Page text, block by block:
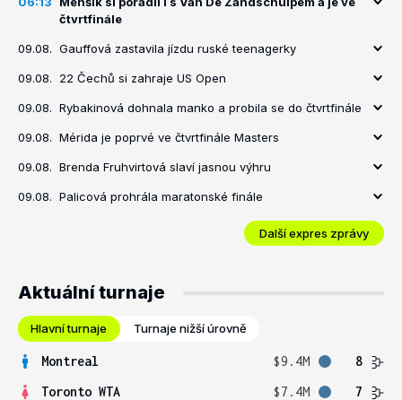
čtvrtfinále
09.08. Gauffová zastavila jízdu ruské teenagerky
09.08. 22 Čechů si zahraje US Open
09.08. Rybakinová dohnala manko a probila se do čtvrtfinále
09.08. Mérida je poprvé ve čtvrtfinále Masters
09.08. Brenda Fruhvirtová slaví jasnou výhru
09.08. Palicová prohrála maratonské finále
Další expres zprávy
Aktuální turnaje
Hlavní turnaje Turnaje nižší úrovně
Montreal $9.4M
8
Toronto WTA
$7.4M 7